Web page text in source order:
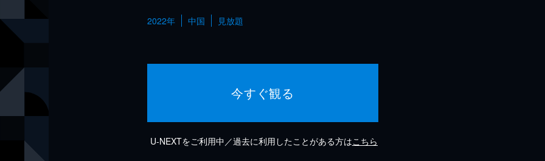
2022年 中国 見放題
今すぐ観る
U-NEXTをご利用中／過去に利用したことがある方はこちら